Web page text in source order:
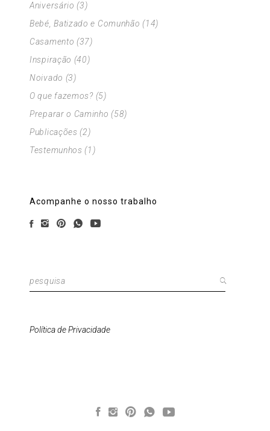
Aniversário (3)
Bebé, Batizado e Comunhão (14)
Casamento (37)
Inspiração (40)
Noivado (3)
O que fazemos? (5)
Preparar o Caminho (58)
Publicações (2)
Testemunhos (1)
Acompanhe o nosso trabalho
Pesquisar
por:
Política de Privacidade